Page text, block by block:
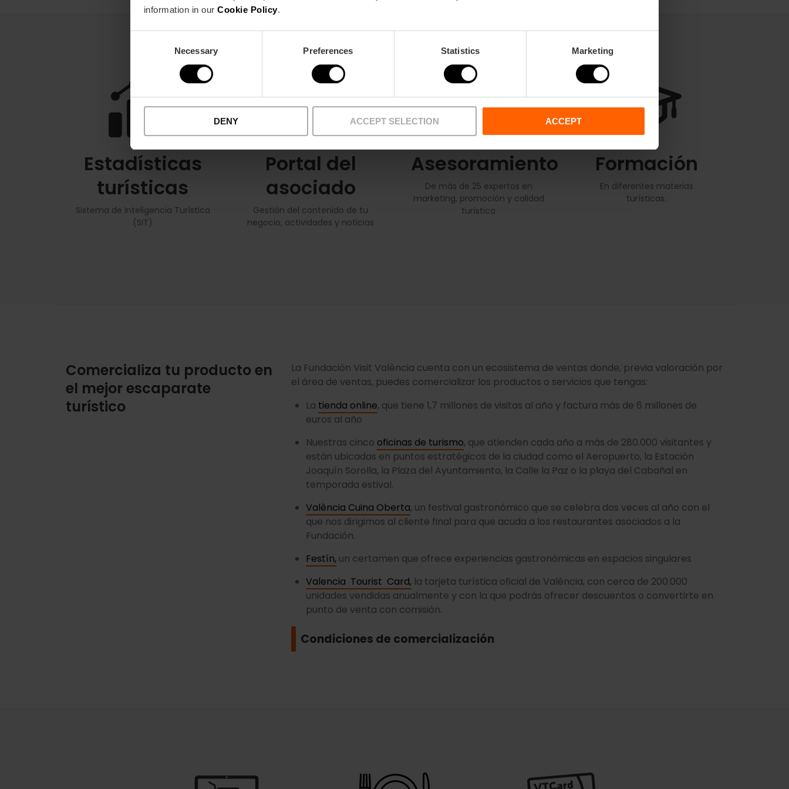
information in our Cookie Policy.
Necessary Preferences Statistics Marketing
DENY ACCEPT SELECTION ACCEPT
Estadísticas
turísticas
Sistema de Inteligencia Turística
(SIT)
Portal del
asociado
Gestión del contenido de tu
negocio, actividades y noticias
Asesoramiento
De más de 25 expertos en
marketing, promoción y calidad
turística
Formación
En diferentes materias
turísticas.
Comercializa tu producto en
el mejor escaparate
turístico
La Fundación Visit València cuenta con un ecosistema de ventas donde, previa valoración por
el área de ventas, puedes comercializar los productos o servicios que tengas:
La tienda online, que tiene 1,7 millones de visitas al año y factura más de 6 millones de
euros al año
Nuestras cinco oficinas de turismo, que atienden cada año a más de 280.000 visitantes y
están ubicadas en puntos estratégicos de la ciudad como el Aeropuerto, la Estación
Joaquín Sorolla, la Plaza del Ayuntamiento, la Calle la Paz o la playa del Cabañal en
temporada estival.
València Cuina Oberta, un festival gastronómico que se celebra dos veces al año con el
que nos dirigimos al cliente final para que acuda a los restaurantes asociados a la
Fundación.
Festín, un certamen que ofrece experiencias gastronómicas en espacios singulares
Valencia Tourist Card, la tarjeta turística oficial de València, con cerca de 200.000
unidades vendidas anualmente y con la que podrás ofrecer descuentos o convertirte en
punto de venta con comisión.
Condiciones de comercialización